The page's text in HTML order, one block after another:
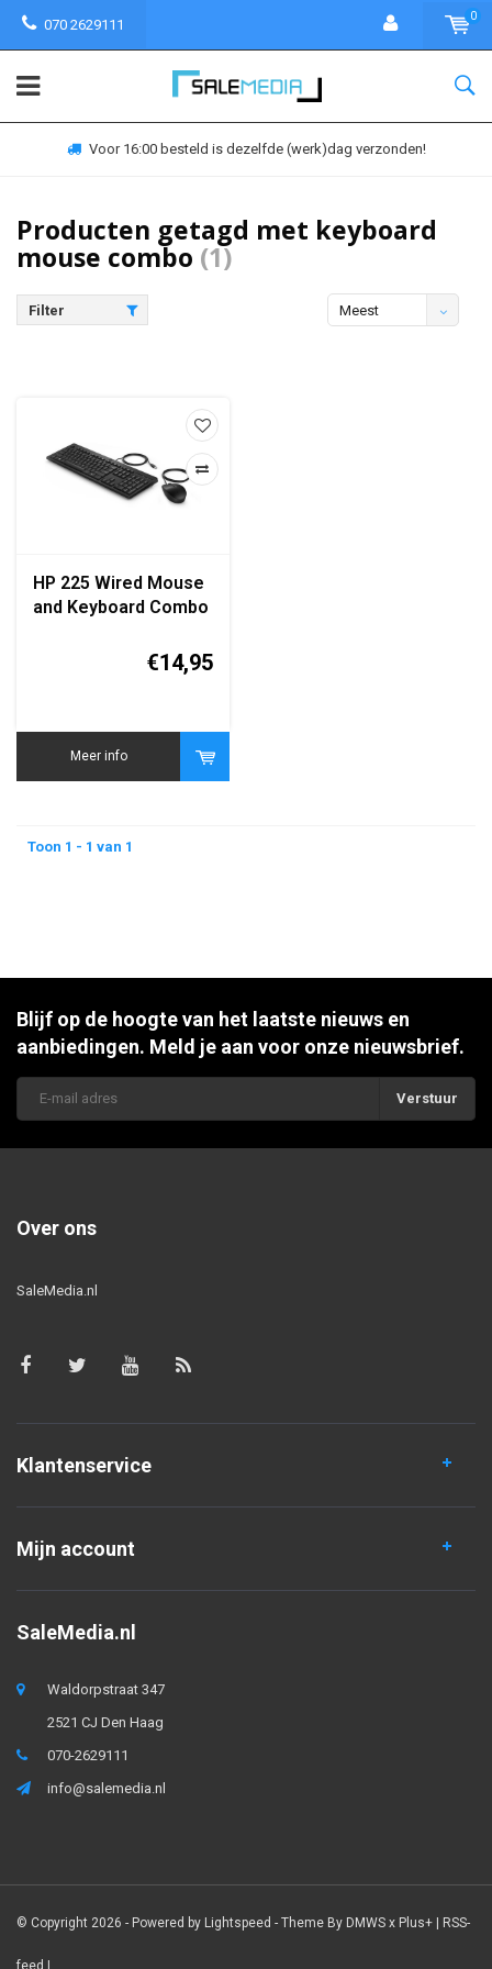
070 2629111
0
Voor 16:00 besteld is dezelfde (werk)dag verzonden!
Producten getagd met keyboard
mouse combo (1)
Filter
Meest
HP 225 Wired Mouse
and Keyboard Combo
€14,95
Meer info
Toon 1 - 1 van 1
Blijf op de hoogte van het laatste nieuws en
aanbiedingen. Meld je aan voor onze nieuwsbrief.
Verstuur
Over ons
SaleMedia.nl
Klantenservice
Mijn account
SaleMedia.nl
Waldorpstraat 347
2521 CJ Den Haag
070-2629111
info@salemedia.nl
© Copyright 2026 - Powered by Lightspeed - Theme By DMWS x Plus+ | RSS-
feed |